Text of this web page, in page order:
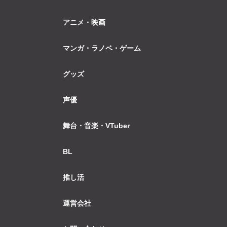
アニメ・映画
マンガ・ラノベ・ゲーム
グッズ
声優
舞台・音楽・VTuber
BL
推し活
運営会社